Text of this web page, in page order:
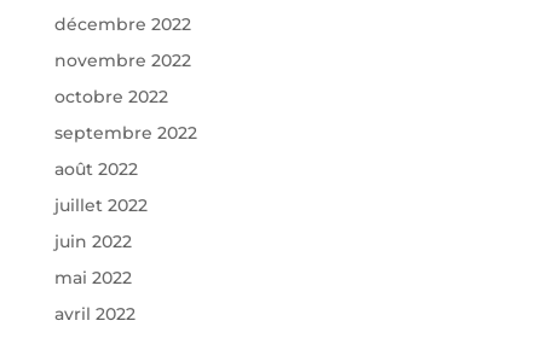
décembre 2022
novembre 2022
octobre 2022
septembre 2022
août 2022
juillet 2022
juin 2022
mai 2022
avril 2022